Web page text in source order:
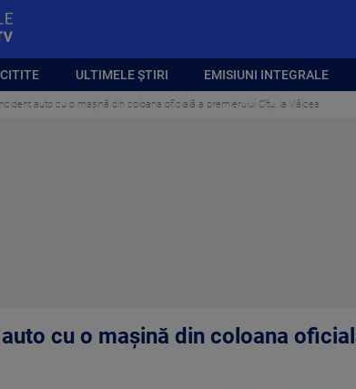
ULTIMELE ȘTIRI EMISIUNI INTEGRALE
auto cu o mașină din coloana oficială a premierului Cîțu, la Vâlcea
cu o mașină din coloana